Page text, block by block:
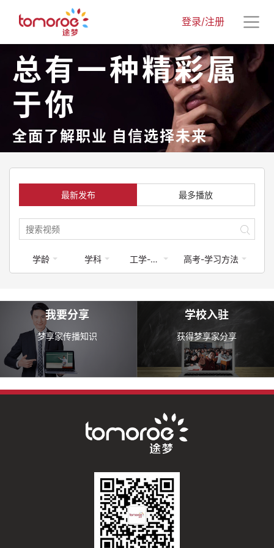
登录/注册
总有一种精彩属
于你
全面了解职业 自信选择未来
最新发布 最多播放
学龄 学科 工学-工程类 高考-学习方法
我要分享
梦享家传播知识
学校入驻
获得梦享家分享